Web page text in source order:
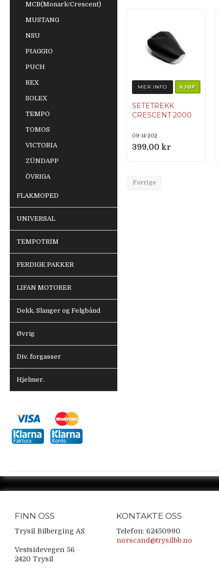
MCB(Monark/Crescent)
MUSTANG
NSU
PIAGGIO
PUCH
REX
SOLEX
TEMPO
TOMOS
VICTORIA
ZÜNDAPP
ÖVRIGA
FLAKMOPED
UNIVERSAL
TEMPOTRIM
FERDIGE PAKKER
LIFAN MOTORER
Dekk, Slanger og Felgbånd
Øvrig
Div. forgasser
Hjelmer.
MER INFO KJØP
SETETREKK
CRESCENT 2000
09-14-202
399,00 kr
Forrige
FINN OSS
Trysil Bilberging AS
Vestsidevegen 56
2420 Trysil
KONTAKTE OSS
Telefon: 62450990
norscand@trysilbb.no